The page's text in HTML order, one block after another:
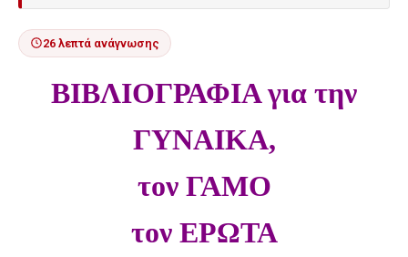
26 λεπτά ανάγνωσης
ΒΙΒΛΙΟΓΡΑΦΙΑ για την
ΓΥΝΑΙΚΑ,
τον ΓΑΜΟ
τον ΕΡΩΤΑ